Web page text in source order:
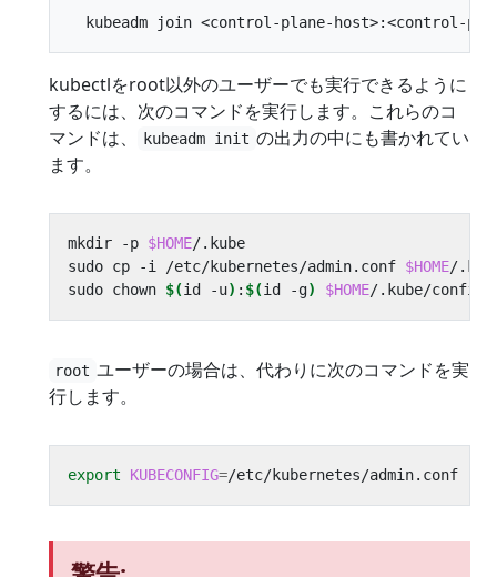
kubectlをroot以外のユーザーでも実行できるように
するには、次のコマンドを実行します。これらのコ
マンドは、
kubeadm init の出力の中にも書かれてい
ます。
mkdir -p $HOME
sudo cp -i /etc/kubernetes/admin.conf $HOME
sudo chown $(id -u) : $(id -g) $HOME
root ユーザーの場合は、代わりに次のコマンドを実
行します。
export KUBECONFIG=